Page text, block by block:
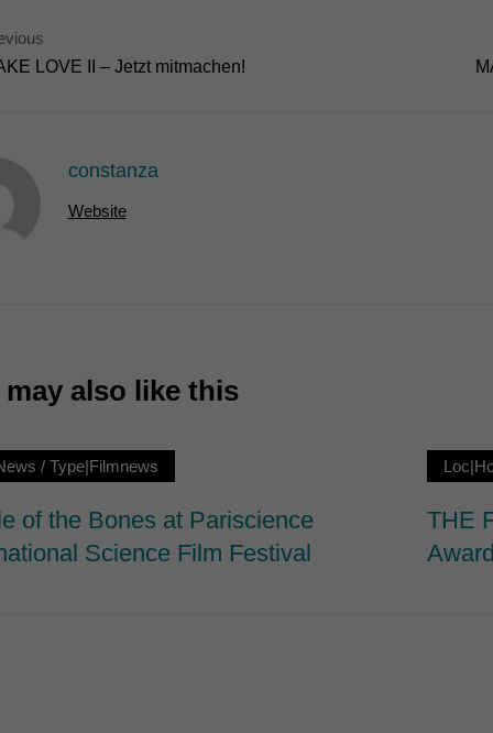
LOVE II – Jetzt mitmachen!
constanza
Website
may also like this
/ Type|Filmnews
of the Bones at Pariscience
Science Film Festival
THE
die Verwendung Ihrer Daten finden Sie in unserer
über alle verwendeten Cookies. Sie können Ihre Einwilligung
Informationen anzeigen lassen und so nur bestimmte Cookies
grundlegende Funktionen und sind für die einwandfreie Funktion der
und Social-Media-Plattformen werden standardmäßig blockiert. Wenn Cookies